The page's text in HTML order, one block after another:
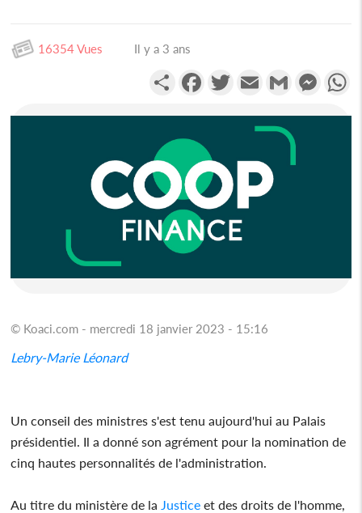
16354 Vues Il y a 3 ans
PartagerFacebookTwitterEmail Gmail
© Koaci.com - mercredi 18 janvier 2023 - 15:16
Lebry-Marie Léonard
Un conseil des ministres s'est tenu aujourd'hui au Palais
présidentiel. Il a donné son agrément pour la nomination de
cinq hautes personnalités de l'administration.
Au titre du ministère de la Justice et des droits de l'homme,